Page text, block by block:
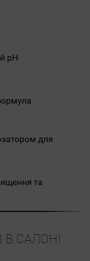
pH
для
та
САЛОНІ